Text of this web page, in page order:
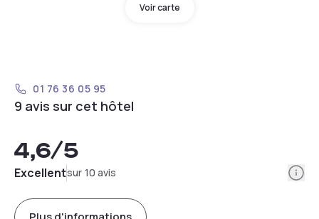
Voir carte
01 76 36 05 95
9 avis sur cet hôtel
4,6/5
Excellentsur 10 avis